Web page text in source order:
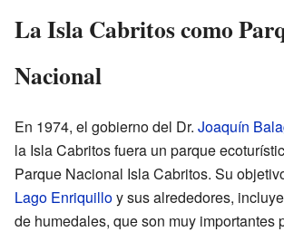
La Isla Cabritos como
Nacional
En 1974, el gobierno del Dr. Joaquín
la Isla Cabritos fuera un parque
Parque Nacional Isla Cabritos. Su
Lago Enriquilloy sus alrededores,
de humedales, que son muy importantes